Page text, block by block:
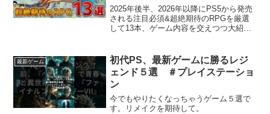
RPG/JRPG、2026年、約束され
た神ゲー、新作情報、おすすめゲ
ーム情報、ゆっくり解説】
2025年後半、2026年以降にPS5から発売
される注目必須&超絶期待のRPGを厳選
して13本、ゲーム内容を交えつつ大紹
オクトパストラベラー 003:0...
最新ゲーム
初代PS、最新ゲームに勝るレジ
ェンド５選 ＃プレイステーショ
ン
今でもやりたくなっちゃうゲーム５選で
す。リメイクを期待して。